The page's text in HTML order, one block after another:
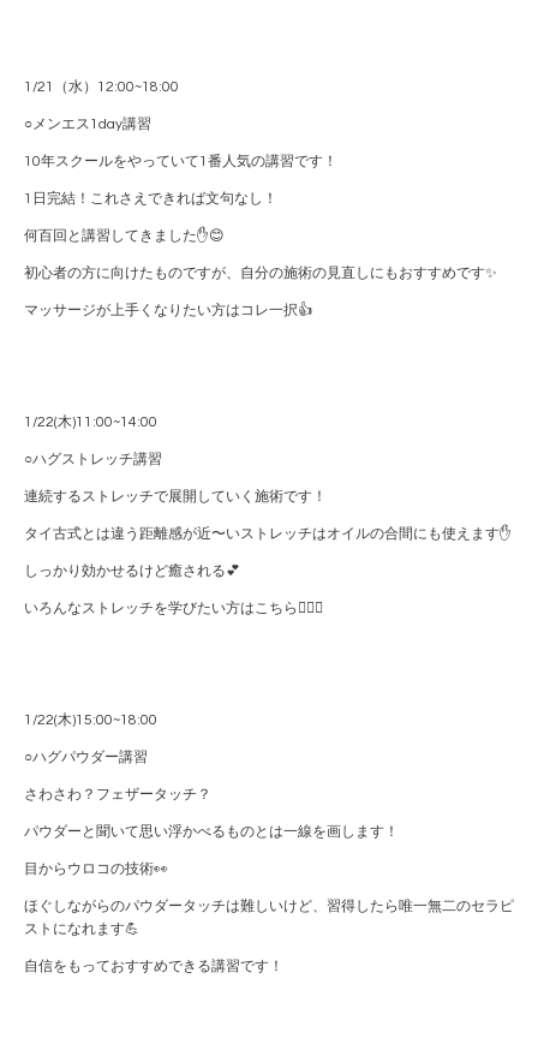
1/21（水）12:00~18:00
○メンエス1day講習
10年スクールをやっていて1番人気の講習です！
1日完結！これさえできれば文句なし！
何百回と講習してきました✋😊
初心者の方に向けたものですが、自分の施術の見直しにもおすすめです✨
マッサージが上手くなりたい方はコレ一択👍
1/22(木)11:00~14:00
○ハグストレッチ講習
連続するストレッチで展開していく施術です！
タイ古式とは違う距離感が近〜いストレッチはオイルの合間にも使えます✋
しっかり効かせるけど癒される💕
いろんなストレッチを学びたい方はこちら💁🏼‍♀️
1/22(木)15:00~18:00
○ハグパウダー講習
さわさわ？フェザータッチ？
パウダーと聞いて思い浮かべるものとは一線を画します！
目からウロコの技術👀
ほぐしながらのパウダータッチは難しいけど、習得したら唯一無二のセラピ
ストになれます💪
自信をもっておすすめできる講習です！